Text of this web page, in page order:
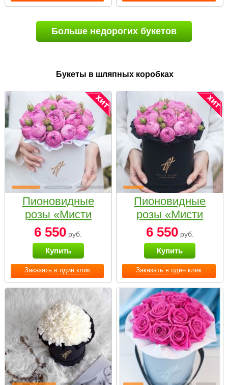
Больше недорогих букетов
Букеты в шляпных коробках
Заказать в один клик
Пионовидные
розы «Мисти
бабблс» в белой
коробке Small
6 550 руб.
Купить
Заказать в один клик
Пионовидные
розы «Мисти
бабблс» в
черной коробке
Small
6 550руб.
Купить